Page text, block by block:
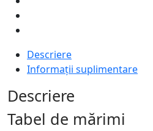
Descriere
Informații suplimentare
Descriere
Tabel de mărimi